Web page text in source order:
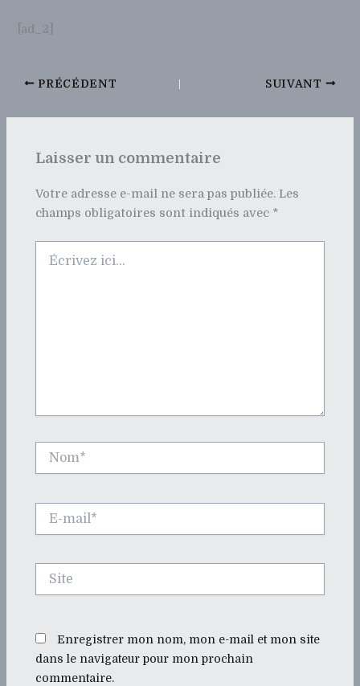
[ad_2]
PRÉCÉDENT SUIVANT
Laisser un commentaire
Votre adresse e-mail ne sera pas publiée. Les
champs obligatoires sont indiqués avec *
ici…
mail*
Site
Enregistrer mon nom, mon e-mail et mon site
dans le navigateur pour mon prochain
commentaire.